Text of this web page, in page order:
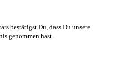
bestätigst Du, dass Du unsere
genommen hast.